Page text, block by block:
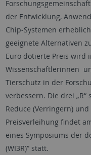
der Entwicklung,
Chip-Systemen
geeignete Alternativen
Euro dotierte Preis wird
Wissenschaftlerinnen
Tierschutz in der
verbessern. Die drei
Reduce (Verringern) und
Preisverleihung findet
eines Symposiums der
(WI3R)“ statt.